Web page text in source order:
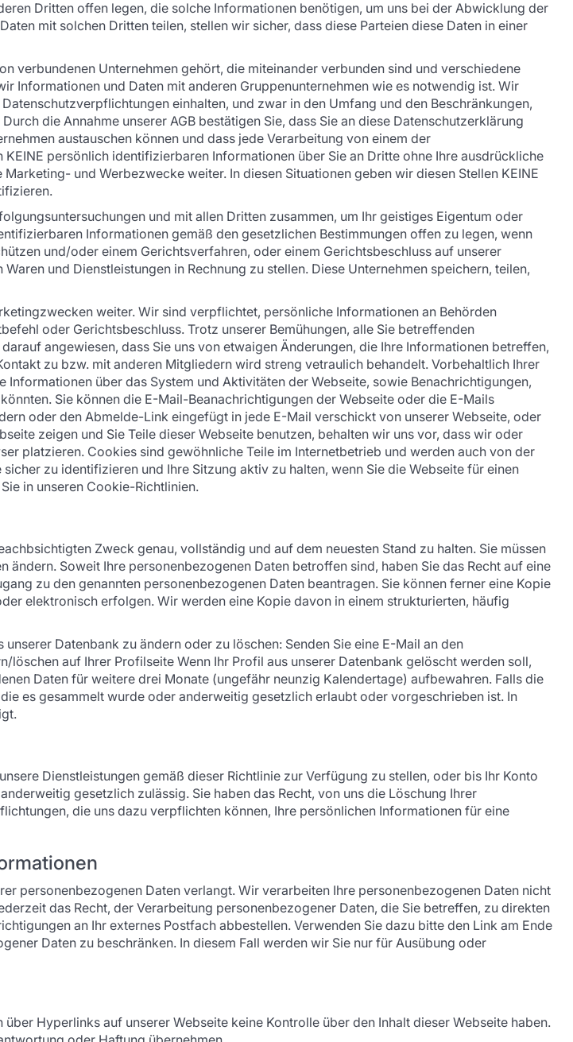
Dritten offen legen, die solche Informationen benötigen, um uns bei der Abwicklung der
mit solchen Dritten teilen, stellen wir sicher, dass diese Parteien diese Daten in einer
verbundenen Unternehmen gehört, die miteinander verbunden sind und verschiedene
Informationen und Daten mit anderen Gruppenunternehmen wie es notwendig ist. Wir
einhalten, und zwar in den Umfang und den Beschränkungen,
die Annahme unserer AGB bestätigen Sie, dass Sie an diese Datenschutzerklärung
austauschen können und dass jede Verarbeitung von einem der
persönlich identifizierbaren Informationen über Sie an Dritte ohne Ihre ausdrückliche
und Werbezwecke weiter. In diesen Situationen geben wir diesen Stellen KEINE
und mit allen Dritten zusammen, um Ihr geistiges Eigentum oder
Informationen gemäß den gesetzlichen Bestimmungen offen zu legen, wenn
und/oder einem Gerichtsverfahren, oder einem Gerichtsbeschluss auf unserer
und Dienstleistungen in Rechnung zu stellen. Diese Unternehmen speichern, teilen,
weiter. Wir sind verpflichtet, persönliche Informationen an Behörden
oder Gerichtsbeschluss. Trotz unserer Bemühungen, alle Sie betreffenden
angewiesen, dass Sie uns von etwaigen Änderungen, die Ihre Informationen betreffen,
zu bzw. mit anderen Mitgliedern wird streng vetraulich behandelt. Vorbehaltlich Ihrer
über das System und Aktivitäten der Webseite, sowie Benachrichtigungen,
Sie können die E-Mail-Beanachrichtigungen der Webseite oder die E-Mails
oder den Abmelde-Link eingefügt in jede E-Mail verschickt von unserer Webseite, oder
zeigen und Sie Teile dieser Webseite benutzen, behalten wir uns vor, dass wir oder
platzieren. Cookies sind gewöhnliche Teile im Internetbetrieb und werden auch von der
zu identifizieren und Ihre Sitzung aktiv zu halten, wenn Sie die Webseite für einen
in unseren Cookie-Richtlinien.
Zweck genau, vollständig und auf dem neuesten Stand zu halten. Sie müssen
Soweit Ihre personenbezogenen Daten betroffen sind, haben Sie das Recht auf eine
zu den genannten personenbezogenen Daten beantragen. Sie können ferner eine Kopie
elektronisch erfolgen. Wir werden eine Kopie davon in einem strukturierten, häufig
Datenbank zu ändern oder zu löschen: Senden Sie eine E-Mail an den
auf Ihrer Profilseite Wenn Ihr Profil aus unserer Datenbank gelöscht werden soll,
Daten für weitere drei Monate (ungefähr neunzig Kalendertage) aufbewahren. Falls die
es gesammelt wurde oder anderweitig gesetzlich erlaubt oder vorgeschrieben ist. In
Dienstleistungen gemäß dieser Richtlinie zur Verfügung zu stellen, oder bis Ihr Konto
gesetzlich zulässig. Sie haben das Recht, von uns die Löschung Ihrer
die uns dazu verpflichten können, Ihre persönlichen Informationen für eine
personenbezogenen Daten verlangt. Wir verarbeiten Ihre personenbezogenen Daten nicht
das Recht, der Verarbeitung personenbezogener Daten, die Sie betreffen, zu direkten
an Ihr externes Postfach abbestellen. Verwenden Sie dazu bitte den Link am Ende
Daten zu beschränken. In diesem Fall werden wir Sie nur für Ausübung oder
Hyperlinks auf unserer Webseite keine Kontrolle über den Inhalt dieser Webseite haben.